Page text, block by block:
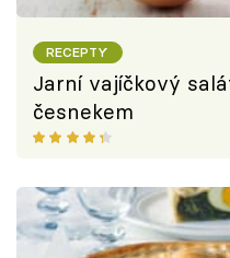
RECEPTY
Jarní vajíčkový
česnekem